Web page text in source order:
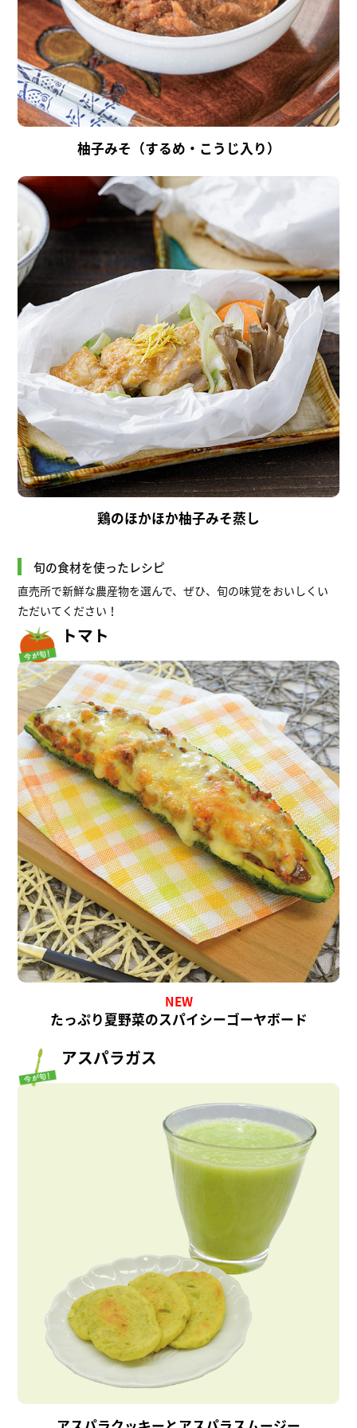
柚子みそ（するめ・こうじ入り）
鶏のほかほか柚子みそ蒸し
旬の食材を使ったレシピ
直売所で新鮮な農産物を選んで、ぜひ、旬の味覚をおいしくい
ただいてください！
トマト
NEW
たっぷり夏野菜のスパイシーゴーヤボード
アスパラガス